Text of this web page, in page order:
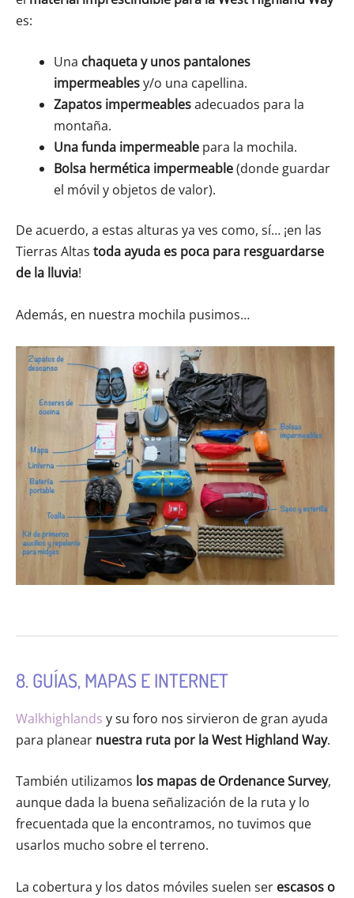
es:
Una chaqueta y unos pantalones
impermeablesy/o una capellina.
Zapatos impermeablesadecuados para la
montaña.
Unafunda impermeable para la mochila.
Bolsa hermética impermeable(donde guardar
el móvil y objetos de valor).
De acuerdo, a estas alturas ya ves como, sí… ¡en las
Tierras Altas toda ayuda es poca para resguardarse
de la lluvia!
Además, en nuestra mochila pusimos…
8. GUÍAS, MAPAS E INTERNET
Walkhighlands y su foro nos sirvieron de gran ayuda
para planear nuestra ruta por la West Highland Way.
También utilizamos los mapas de Ordenance Survey,
aunque dada la buena señalización de la ruta y lo
frecuentada que la encontramos, no tuvimos que
usarlos mucho sobre el terreno.
La cobertura y los datos móviles suelen ser escasos o